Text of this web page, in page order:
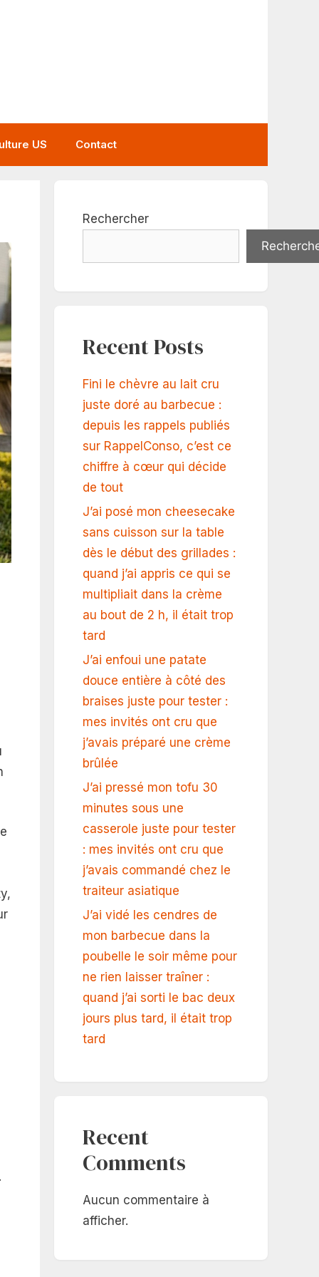
US Contact
Rechercher
Recent Posts
Fini le chèvre au lait cru
juste doré au barbecue :
depuis les rappels publiés
sur RappelConso, c’est ce
chiffre à cœur qui décide
de tout
J’ai posé mon cheesecake
sans cuisson sur la table
dès le début des grillades :
quand j’ai appris ce qui se
multipliait dans la crème
au bout de 2 h, il était trop
tard
J’ai enfoui une patate
douce entière à côté des
braises juste pour tester :
mes invités ont cru que
j’avais préparé une crème
brûlée
J’ai pressé mon tofu 30
minutes sous une
casserole juste pour tester
: mes invités ont cru que
j’avais commandé chez le
traiteur asiatique
J’ai vidé les cendres de
mon barbecue dans la
poubelle le soir même pour
ne rien laisser traîner :
quand j’ai sorti le bac deux
jours plus tard, il était trop
tard
Recent
Comments
Aucun commentaire à
afficher.